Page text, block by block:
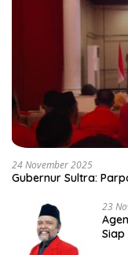
24 November 2025
Gubernur Sultra:
23
Siap